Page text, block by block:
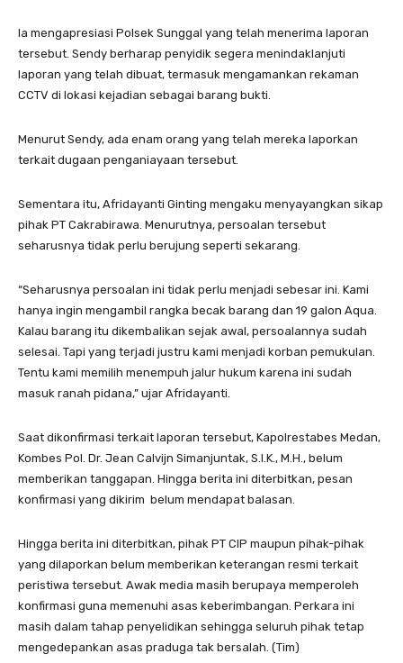
Ia mengapresiasi Polsek Sunggal yang telah menerima laporan
tersebut. Sendy berharap penyidik segera menindaklanjuti
laporan yang telah dibuat, termasuk mengamankan rekaman
CCTV di lokasi kejadian sebagai barang bukti.
Menurut Sendy, ada enam orang yang telah mereka laporkan
terkait dugaan penganiayaan tersebut.
Sementara itu, Afridayanti Ginting mengaku menyayangkan sikap
pihak PT Cakrabirawa. Menurutnya, persoalan tersebut
seharusnya tidak perlu berujung seperti sekarang.
“Seharusnya persoalan ini tidak perlu menjadi sebesar ini. Kami
hanya ingin mengambil rangka becak barang dan 19 galon Aqua.
Kalau barang itu dikembalikan sejak awal, persoalannya sudah
selesai. Tapi yang terjadi justru kami menjadi korban pemukulan.
Tentu kami memilih menempuh jalur hukum karena ini sudah
masuk ranah pidana,” ujar Afridayanti.
Saat dikonfirmasi terkait laporan tersebut, Kapolrestabes Medan,
Kombes Pol. Dr. Jean Calvijn Simanjuntak, S.I.K., M.H., belum
memberikan tanggapan. Hingga berita ini diterbitkan, pesan
konfirmasi yang dikirim belum mendapat balasan.
Hingga berita ini diterbitkan, pihak PT CIP maupun pihak-pihak
yang dilaporkan belum memberikan keterangan resmi terkait
peristiwa tersebut. Awak media masih berupaya memperoleh
konfirmasi guna memenuhi asas keberimbangan. Perkara ini
masih dalam tahap penyelidikan sehingga seluruh pihak tetap
mengedepankan asas praduga tak bersalah. (Tim)